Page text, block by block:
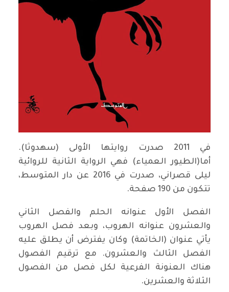
في 2011 صدرت روايتها الأولى (سهدوثا).
أما(الطيور العمياء) فهي الرواية الثانية للروائية
ليلى قصراني، صدرت في 2016 عن دار المتوسط،
تتكون من 190 صفحة.
الفصل الأول عنوانه الحلم والفصل الثاني
والعشرون عنوانه الهروب، وبعد فصل الهروب
يأتي عنوان (الخاتمة) وكان يفترض أن يطلق عليه
الفصل الثالث والعشرون. مع ترقيم الفصول
هناك العنونة الفرعية لكل فصل من الفصول
الثلاثة والعشرين.